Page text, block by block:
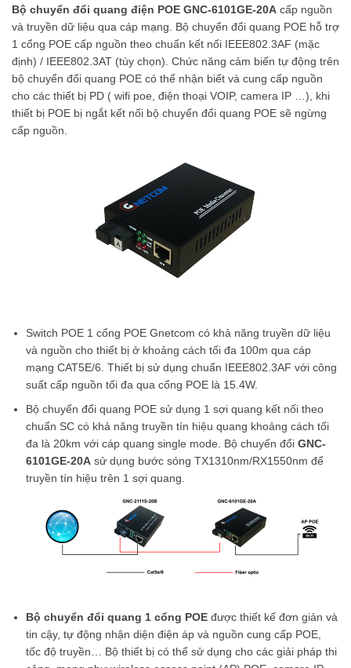
Bộ chuyển đổi quang điện POE GNC-6101GE-20A cấp nguồn
và truyền dữ liệu qua cáp mạng. Bộ chuyển đổi quang POE hỗ trợ
1 cổng POE cấp nguồn theo chuẩn kết nối IEEE802.3AF (mặc
định) / IEEE802.3AT (tùy chọn). Chức năng cảm biến tự động trên
bộ chuyển đổi quang POE có thể nhận biết và cung cấp nguồn
cho các thiết bị PD ( wifi poe, điện thoại VOIP, camera IP …), khi
thiết bị POE bị ngắt kết nối bộ chuyển đổi quang POE sẽ ngừng
cấp nguồn.
Switch POE 1 cổng POE Gnetcom có khả năng truyền dữ liệu
và nguồn cho thiết bị ở khoảng cách tối đa 100m qua cáp
mạng CAT5E/6. Thiết bị sử dụng chuẩn IEEE802.3AF với công
suất cấp nguồn tối đa qua cổng POE là 15.4W.
Bộ chuyển đổi quang POE sử dụng 1 sợi quang kết nối theo
chuẩn SC có khả năng truyền tín hiệu quang khoảng cách tối
đa là 20km với cáp quang single mode. Bộ chuyển đổiGNC-
6101GE-20Asử dụng bước sóng TX1310nm/RX1550nm để
truyền tín hiệu trên 1 sợi quang.
Bộ chuyển đổi quang 1 cổng POE được thiết kế đơn giản và
tin cậy, tự động nhận diện điện áp và nguồn cung cấp POE,
tốc độ truyền… Bộ thiết bị có thể sử dụng cho các giải pháp thi